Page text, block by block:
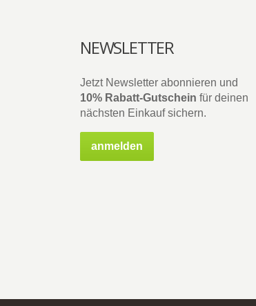
NEWSLETTER
Jetzt Newsletter abonnieren und
10% Rabatt-Gutschein für deinen
nächsten Einkauf sichern.
anmelden